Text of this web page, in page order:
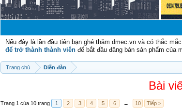
Nếu đây là lần đầu tiên bạn ghé thăm dmec.vn và có thắc
để trở thành thành viên để bắt đầu đăng bán sản phẩm của
Trang chủ Diễn đàn
Bài
Trang 1 của 10 trang 1 2 3 4 5 6 → 10 Tiếp >